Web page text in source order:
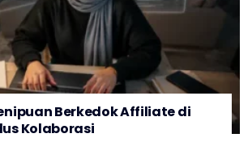
Berkedok Affiliate di
Kolaborasi